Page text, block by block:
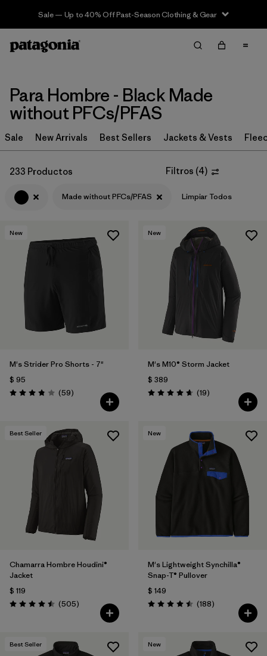
Sale — Up to 40% Off Past-Season Clothing & Gear
Filter & Sort Limpiar Todos
Ordenar Por
Filtrar por
Category
Filtrar por
Size
Filtrar por
Color
Filtrar por
Features
Filtrar por
Materials & Fabric
Para Hombre - Black Made
without PFCs/PFAS
Sale New Arrivals Best Sellers Jackets & Vests
233 Productos Filtros (4)
Made without PFCs/PFAS Limpiar Todos
New
M's Strider Pro Shorts - 7"
$ 95
Valoración: 3.8 / 5
(59Comentarios
)
New
M's M10® Storm Jacket
$ 389
Valoración: 4.7 / 5
(19Comentarios
)
Best Seller
Chamarra Hombre Houdini®
Jacket
$ 119
Valoración: 4.5 / 5
(505Comentarios
)
New
M's Lightweight Synchilla®
Snap-T® Pullover
$ 149
Valoración: 4.5 / 5
(188Comentarios
)
Best Seller New